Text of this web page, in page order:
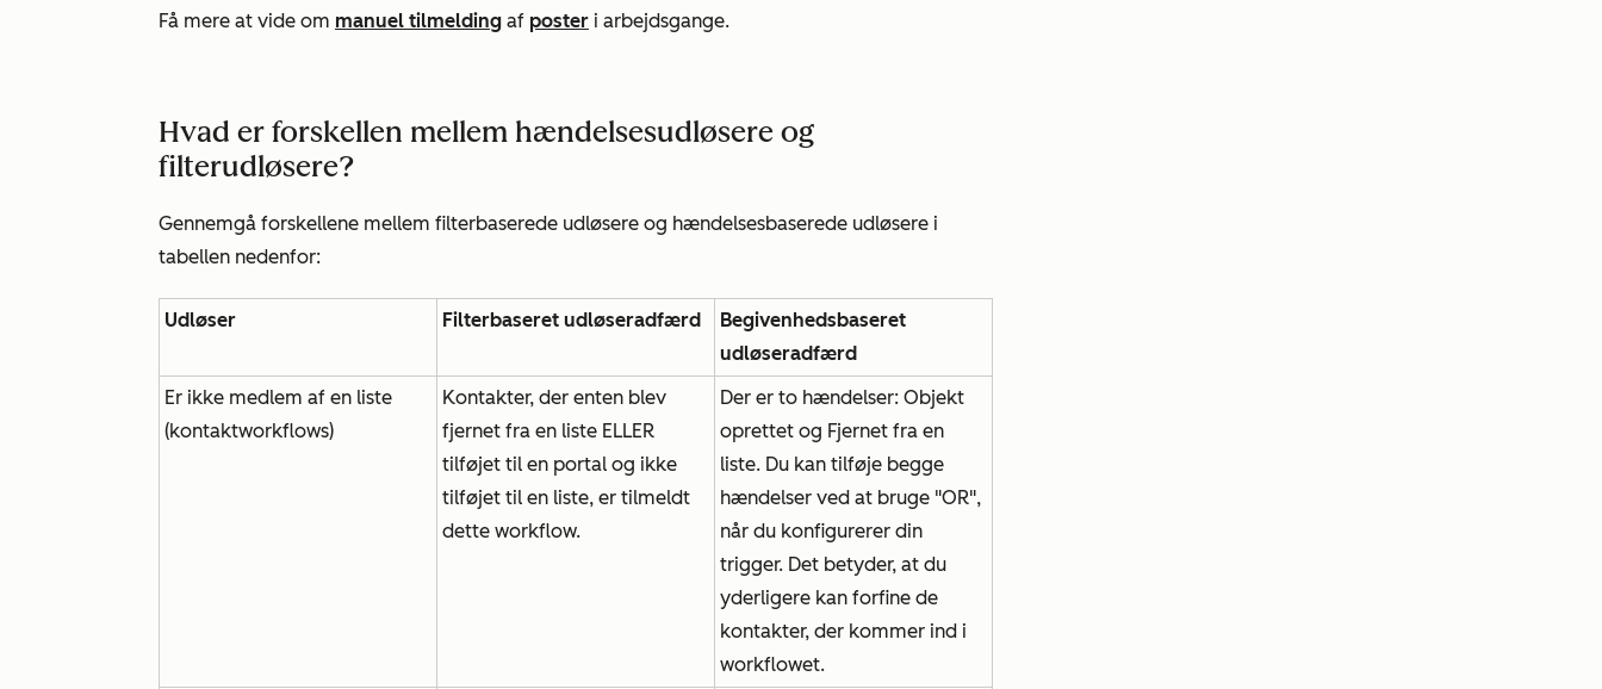
Få mere at vide om manuel tilmelding af poster i arbejdsgange.
Hvad er forskellen mellem hændelsesudløsere og
filterudløsere?
Gennemgå forskellene mellem filterbaserede udløsere og hændelsesbaserede udløsere i
tabellen nedenfor:
Udløser Filterbaseret udløseradfærd
Begivenhedsbaseret
udløseradfærd
Er ikke medlem af en liste
(kontaktworkflows)
Kontakter, der enten blev
fjernet fra en liste ELLER
tilføjet til en portal og ikke
tilføjet til en liste, er tilmeldt
dette workflow.
Der er to hændelser: Objekt
oprettet og Fjernet fra en
liste. Du kan tilføje begge
hændelser ved at bruge "OR",
når du konfigurerer din
trigger. Det betyder, at du
yderligere kan forfine de
kontakter, der kommer ind i
workflowet.